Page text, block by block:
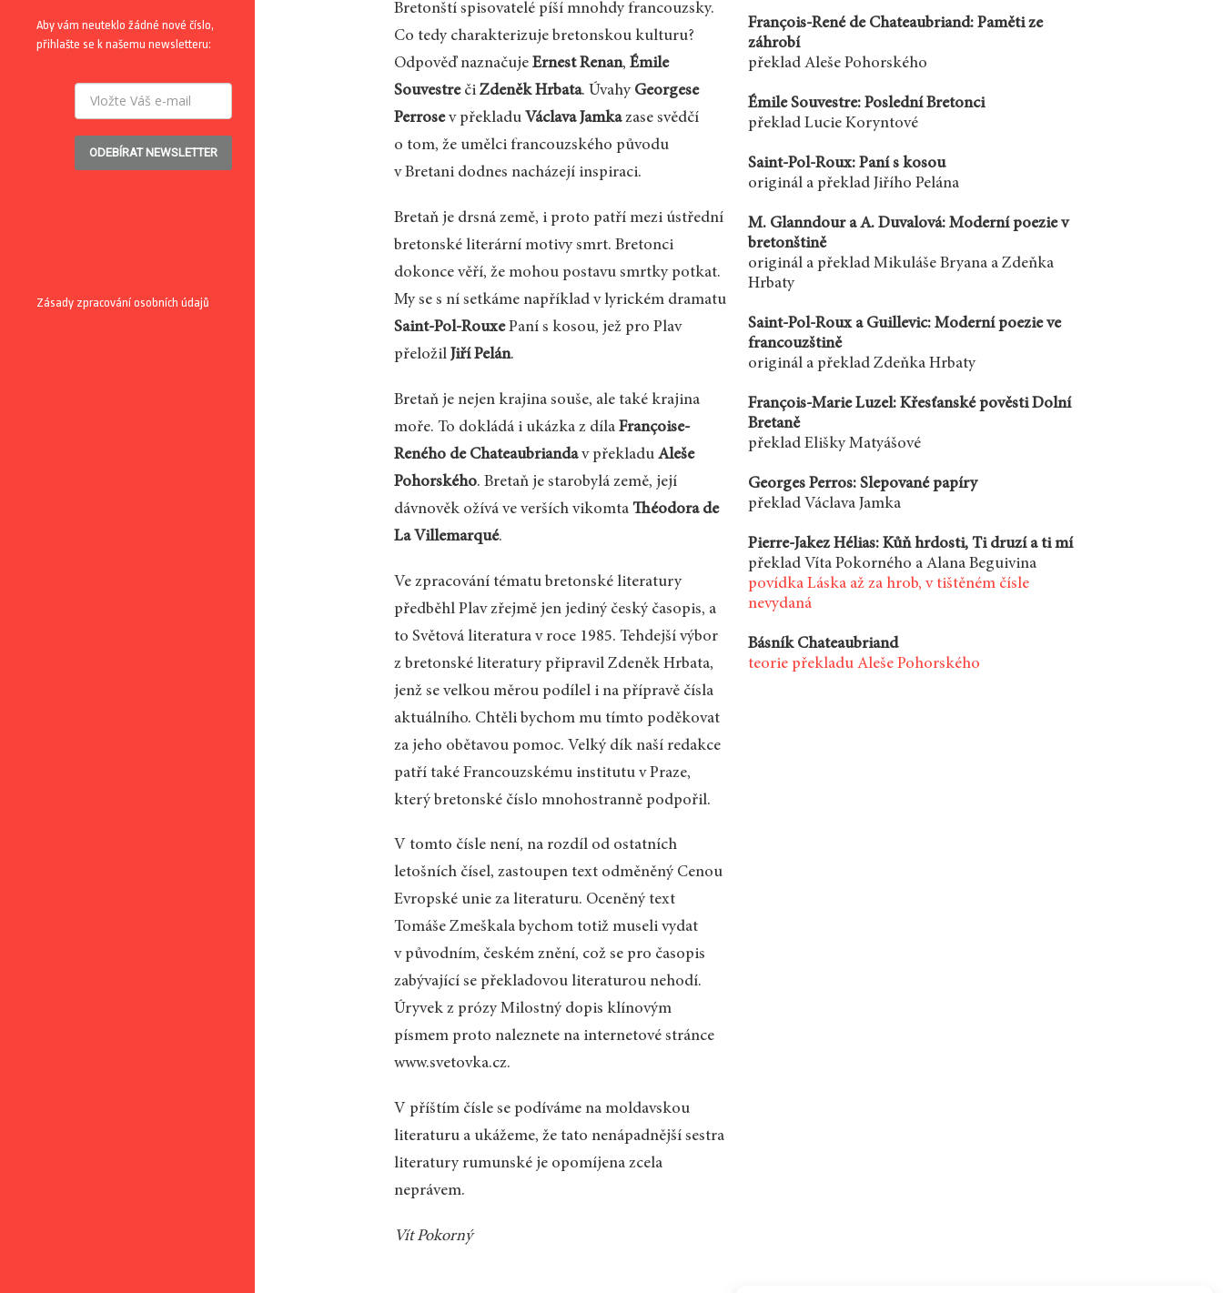
Aby vám neuteklo žádné nové číslo,
přihlašte se k našemu newsletteru:
ODEBÍRAT NEWSLETTER
Zásady zpracování osobních údajů
Bretonští spisovatelé píší mnohdy francouzsky.
Co tedy charakterizuje bretonskou kulturu?
Odpověď naznačujeErnest Renan,Émile
SouvestrečiZdeněk Hrbata. Úvahy Georgese
Perrosev překladu Václava Jamkazase svědčí
o tom, že umělci francouzského původu
v Bretani dodnes nacházejí inspiraci.
Bretaň je drsná země, i proto patří mezi ústřední
bretonské literární motivy smrt. Bretonci
dokonce věří, že mohou postavu smrtky potkat.
My se s ní setkáme například v lyrickém dramatu
Saint-Pol-RouxePaní s kosou, jež pro Plav
přeložil Jiří Pelán.
Bretaň je nejen krajina souše, ale také krajina
moře. To dokládá i ukázka z dílaFrançoise-
Reného de Chateaubriandav překladuAleše
Pohorského. Bretaň je starobylá země, její
dávnověk ožívá ve verších vikomtaThéodora de
La Villemarqué.
Ve zpracování tématu bretonské literatury
předběhl Plav zřejmě jen jediný český časopis, a
to Světová literatura v roce 1985. Tehdejší výbor
z bretonské literatury připravil Zdeněk Hrbata,
jenž se velkou měrou podílel i na přípravě čísla
aktuálního. Chtěli bychom mu tímto poděkovat
za jeho obětavou pomoc. Velký dík naší redakce
patří také Francouzskému institutu v Praze,
který bretonské číslo mnohostranně podpořil.
V tomto čísle není, na rozdíl od ostatních
letošních čísel, zastoupen text odměněný Cenou
Evropské unie za literaturu. Oceněný text
Tomáše Zmeškala bychom totiž museli vydat
v původním, českém znění, což se pro časopis
zabývající se překladovou literaturou nehodí.
Úryvek z prózy Milostný dopis klínovým
písmem proto naleznete na internetové stránce
www.svetovka.cz.
V příštím čísle se podíváme na moldavskou
literaturu a ukážeme, že tato nenápadnější sestra
literatury rumunské je opomíjena zcela
neprávem.
Vít Pokorný
François-René de Chateaubriand: Paměti ze
záhrobí
překlad Aleše Pohorského
Émile Souvestre: Poslední Bretonci
překlad Lucie Koryntové
Saint-Pol-Roux: Paní s kosou
originál a překlad Jiřího Pelána
M. Glanndour a A. Duvalová: Moderní poezie v
bretonštině
originál a překlad Mikuláše Bryana a Zdeňka
Hrbaty
Saint-Pol-Roux a Guillevic: Moderní poezie ve
francouzštině
originál a překlad Zdeňka Hrbaty
François-Marie Luzel: Křesťanské pověsti Dolní
Bretaně
překlad Elišky Matyášové
Georges Perros: Slepované papíry
překlad Václava Jamka
Pierre-Jakez Hélias: Kůň hrdosti, Ti druzí a ti mí
překlad Víta Pokorného a Alana Beguivina
povídka Láska až za hrob, v tištěném čísle
nevydaná
Básník Chateaubriand
teorie překladu Aleše Pohorského